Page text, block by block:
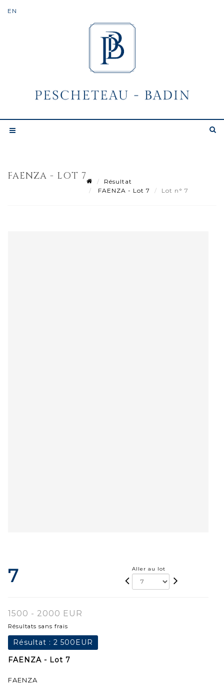
FAENZA - LOT 7
Résultat
FAENZA - Lot 7
Lot n° 7
7 Aller au lot
1500 - 2000 EUR
Résultats sans frais
Résultat : 2 500EUR
FAENZA - Lot 7
FAENZA